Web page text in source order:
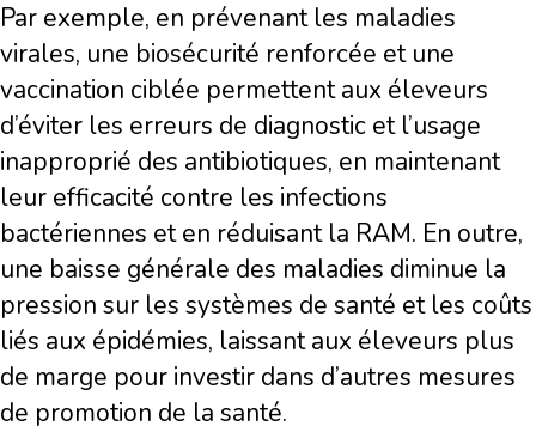
Par exemple, en prévenant les maladies
virales, une biosécurité renforcée et une
vaccination ciblée permettent aux éleveurs
d’éviter les erreurs de diagnostic et l’usage
inapproprié des antibiotiques, en maintenant
leur efficacité contre les infections
bactériennes et en réduisant la RAM. En outre,
une baisse générale des maladies diminue la
pression sur les systèmes de santé et les coûts
liés aux épidémies, laissant aux éleveurs plus
de marge pour investir dans d’autres mesures
de promotion de la santé.